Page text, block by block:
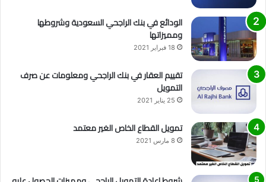
الودائع في بنك الراجحي السعودية وشروطها
ومميزاتها
18 فبراير 2021
تقييم العقار في بنك الراجحي ومعلومات عن صرف
التمويل
25 يناير 2021
تمويل القطاع الخاص الغير معتمد
8 مارس 2021